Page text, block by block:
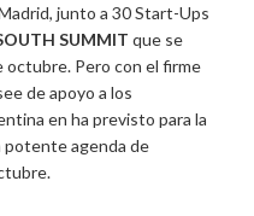
junto a 30 Start-Ups
SUMMIT que se
octubre. Pero con el firme
de apoyo a los
en ha previsto para la
potente agenda de